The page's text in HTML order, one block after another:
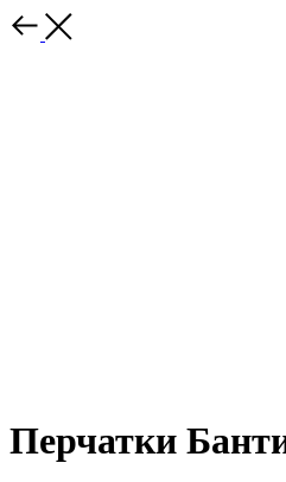
Перчатки